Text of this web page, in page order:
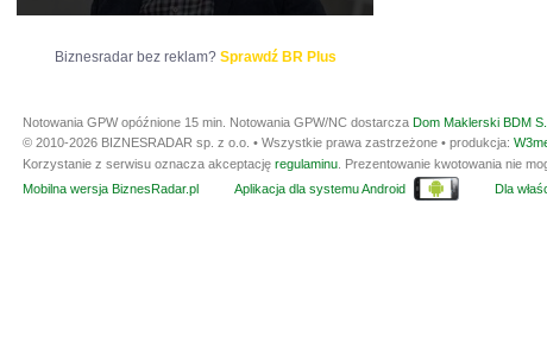
Biznesradar bez reklam? Sprawdź BR Plus
Notowania GPW opóźnione 15 min. Notowania GPW/NC dostarcza Dom Maklerski BDM
© 2010-2026 BIZNESRADAR sp. z o.o. • Wszystkie prawa zastrzeżone • produkcja:
Korzystanie z serwisu oznacza akceptację regulaminu . Prezentowanie kwotowania nie
Mobilna wersja BiznesRadar.pl
Aplikacja dla systemu Android Dla